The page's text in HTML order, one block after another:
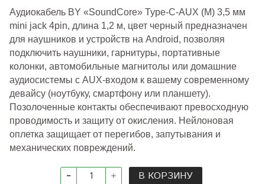
Аудиокабель BY «SoundCore» Type-С-AUX (M) 3,5 мм
mini jack 4pin, длина 1,2 м, цвет черный предназначен
для наушников и устройств на Android, позволяя
подключить наушники, гарнитуры, портативные
колонки, автомобильные магнитолы или домашние
аудиосистемы с AUX-входом к вашему современному
девайсу (ноутбуку, смартфону или планшету).
Позолоченные контакты обеспечивают превосходную
проводимость и защиту от окисления. Нейлоновая
оплетка защищает от перегибов, запутывания и
механических повреждений.
В КОРЗИНУ